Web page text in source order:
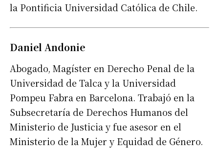
la Pontificia Universidad Católica de Chile.
Daniel Andonie
Abogado, Magíster en Derecho Penal de la
Universidad de Talca y la Universidad
Pompeu Fabra en Barcelona. Trabajó en la
Subsecretaría de Derechos Humanos del
Ministerio de Justicia y fue asesor en el
Ministerio de la Mujer y Equidad de Género.